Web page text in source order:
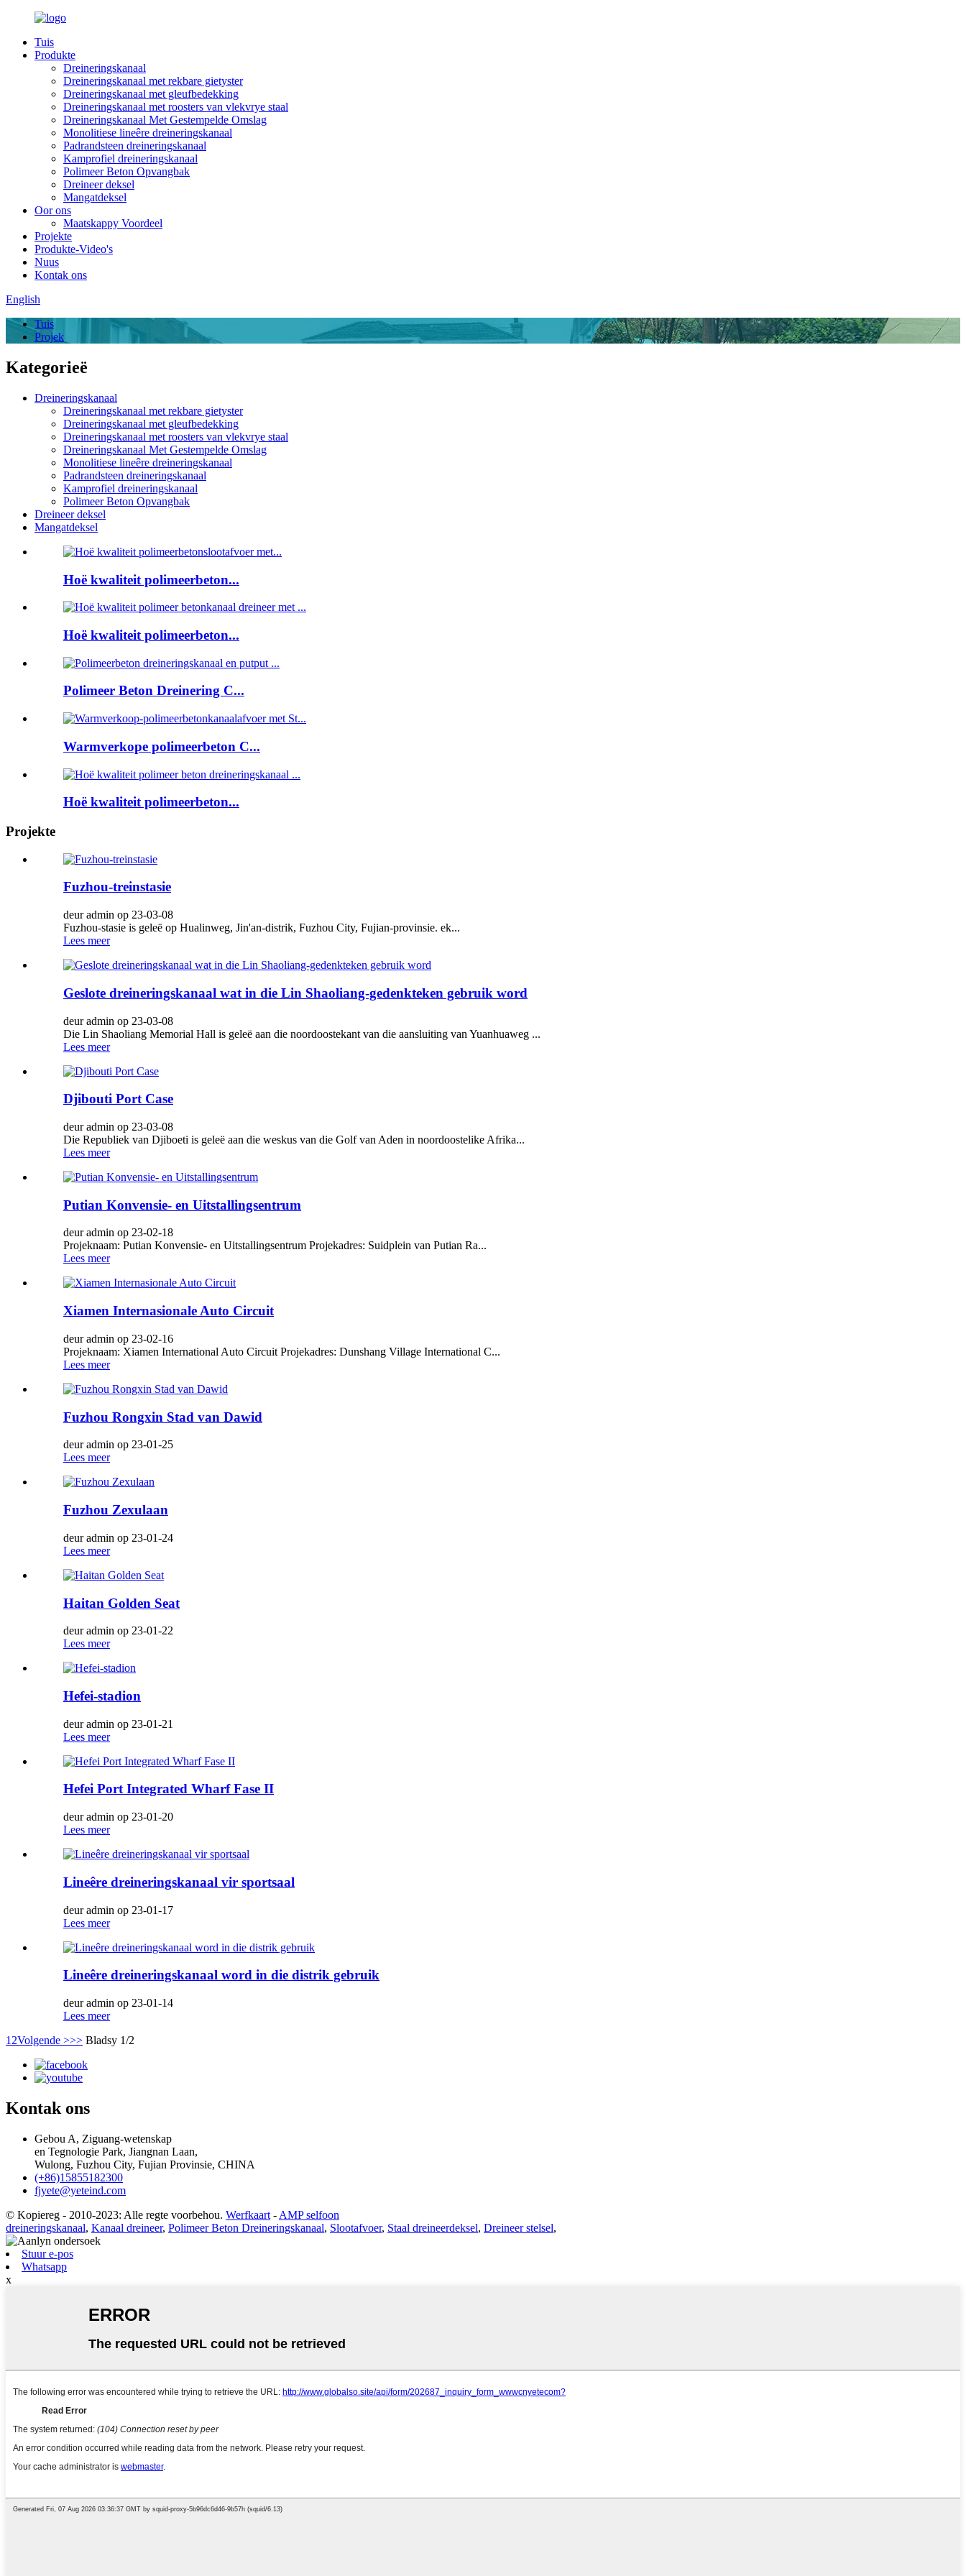
Tuis
Produkte
Dreineringskanaal
Dreineringskanaal met rekbare gietyster
Dreineringskanaal met gleufbedekking
Dreineringskanaal met roosters van vlekvrye staal
Dreineringskanaal Met Gestempelde Omslag
Monolitiese lineêre dreineringskanaal
Padrandsteen dreineringskanaal
Kamprofiel dreineringskanaal
Polimeer Beton Opvangbak
Dreineer deksel
Mangatdeksel
Oor ons
Maatskappy Voordeel
Projekte
Produkte-Video's
Nuus
Kontak ons
English
Tuis
Projek
Kategorieë
Dreineringskanaal
Dreineringskanaal met rekbare gietyster
Dreineringskanaal met gleufbedekking
Dreineringskanaal met roosters van vlekvrye staal
Dreineringskanaal Met Gestempelde Omslag
Monolitiese lineêre dreineringskanaal
Padrandsteen dreineringskanaal
Kamprofiel dreineringskanaal
Polimeer Beton Opvangbak
Dreineer deksel
Mangatdeksel
Hoë kwaliteit polimeerbeton...
Hoë kwaliteit polimeerbeton...
Polimeer Beton Dreinering C...
Warmverkope polimeerbeton C...
Hoë kwaliteit polimeerbeton...
Projekte
Fuzhou-treinstasie
deur admin op 23-03-08
Fuzhou-stasie is geleë op Hualinweg, Jin'an-distrik, Fuzhou City, Fujian-provinsie. ek...
Lees meer
Geslote dreineringskanaal wat in die Lin Shaoliang-gedenkteken gebruik word
deur admin op 23-03-08
Die Lin Shaoliang Memorial Hall is geleë aan die noordoostekant van die aansluiting van Yuanhuaweg ...
Lees meer
Djibouti Port Case
deur admin op 23-03-08
Die Republiek van Djiboeti is geleë aan die weskus van die Golf van Aden in noordoostelike Afrika...
Lees meer
Putian Konvensie- en Uitstallingsentrum
deur admin op 23-02-18
Projeknaam: Putian Konvensie- en Uitstallingsentrum Projekadres: Suidplein van Putian Ra...
Lees meer
Xiamen Internasionale Auto Circuit
deur admin op 23-02-16
Projeknaam: Xiamen International Auto Circuit Projekadres: Dunshang Village International C...
Lees meer
Fuzhou Rongxin Stad van Dawid
deur admin op 23-01-25
Lees meer
Fuzhou Zexulaan
deur admin op 23-01-24
Lees meer
Haitan Golden Seat
deur admin op 23-01-22
Lees meer
Hefei-stadion
deur admin op 23-01-21
Lees meer
Hefei Port Integrated Wharf Fase II
deur admin op 23-01-20
Lees meer
Lineêre dreineringskanaal vir sportsaal
deur admin op 23-01-17
Lees meer
Lineêre dreineringskanaal word in die distrik gebruik
deur admin op 23-01-14
Lees meer
1 2Volgende >>> Bladsy 1/2
Kontak ons
Gebou A, Ziguang-wetenskap
en Tegnologie Park, Jiangnan Laan,
Wulong, Fuzhou City, Fujian Provinsie, CHINA
(+86)15855182300
fjyete@yeteind.com
© Kopiereg - 2010-2023: Alle regte voorbehou. Werfkaart - AMP selfoon
dreineringskanaal, Kanaal dreineer, Polimeer Beton Dreineringskanaal, Slootafvoer, Staal dreineerdeksel, Dreineer stelsel,
Stuur e-pos
Whatsapp
x